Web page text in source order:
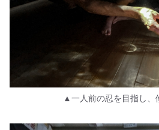
▲一人前の忍を目指し、